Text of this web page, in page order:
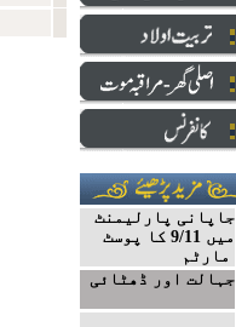
جاپانی پارلیمنٹ
میں 9/11 کا پوسٹ
مارٹم
جہالت اور ڈھٹائی